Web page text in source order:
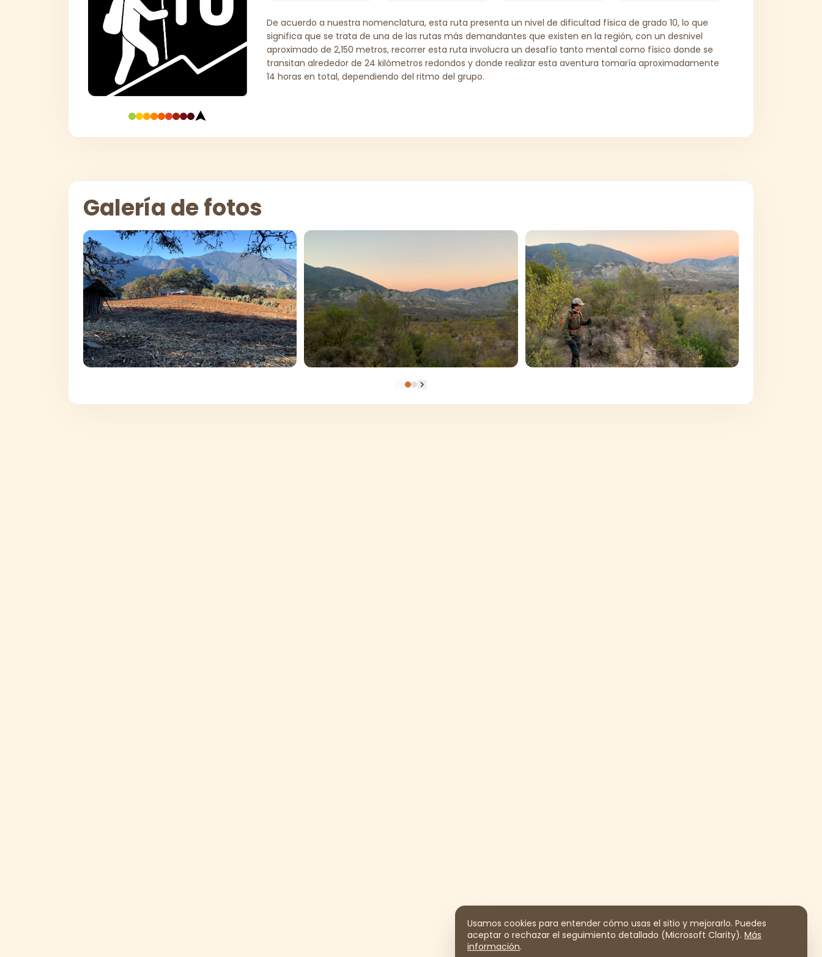
De acuerdo a nuestra nomenclatura, esta ruta presenta un nivel de dificultad física de grado 10, lo que
significa que se trata de una de las rutas más demandantes que existen en la región, con un desnivel
aproximado de 2,150 metros, recorrer esta ruta involucra un desafío tanto mental como físico donde se
transitan alrededor de 24 kilómetros redondos y donde realizar esta aventura tomaría aproximadamente
14 horas en total, dependiendo del ritmo del grupo.
Galería de fotos
Usamos cookies para entender cómo usas el sitio y mejorarlo. Puedes
aceptar o rechazar el seguimiento detallado (Microsoft Clarity). Más
información.